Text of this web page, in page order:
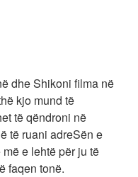
dhe Shikoni filma në
kjo mund të
të qëndroni në
të ruani adreSën e
e lehtë për ju të
faqen tonë.